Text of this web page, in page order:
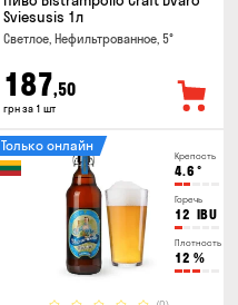
Sviesusis 1л
Светлое, Нефильтрованное, 5°
187,50
грн за 1 шт
Крепость
4.6 °
Горечь
12 IBU
Плотность
12 %
Только онлайн